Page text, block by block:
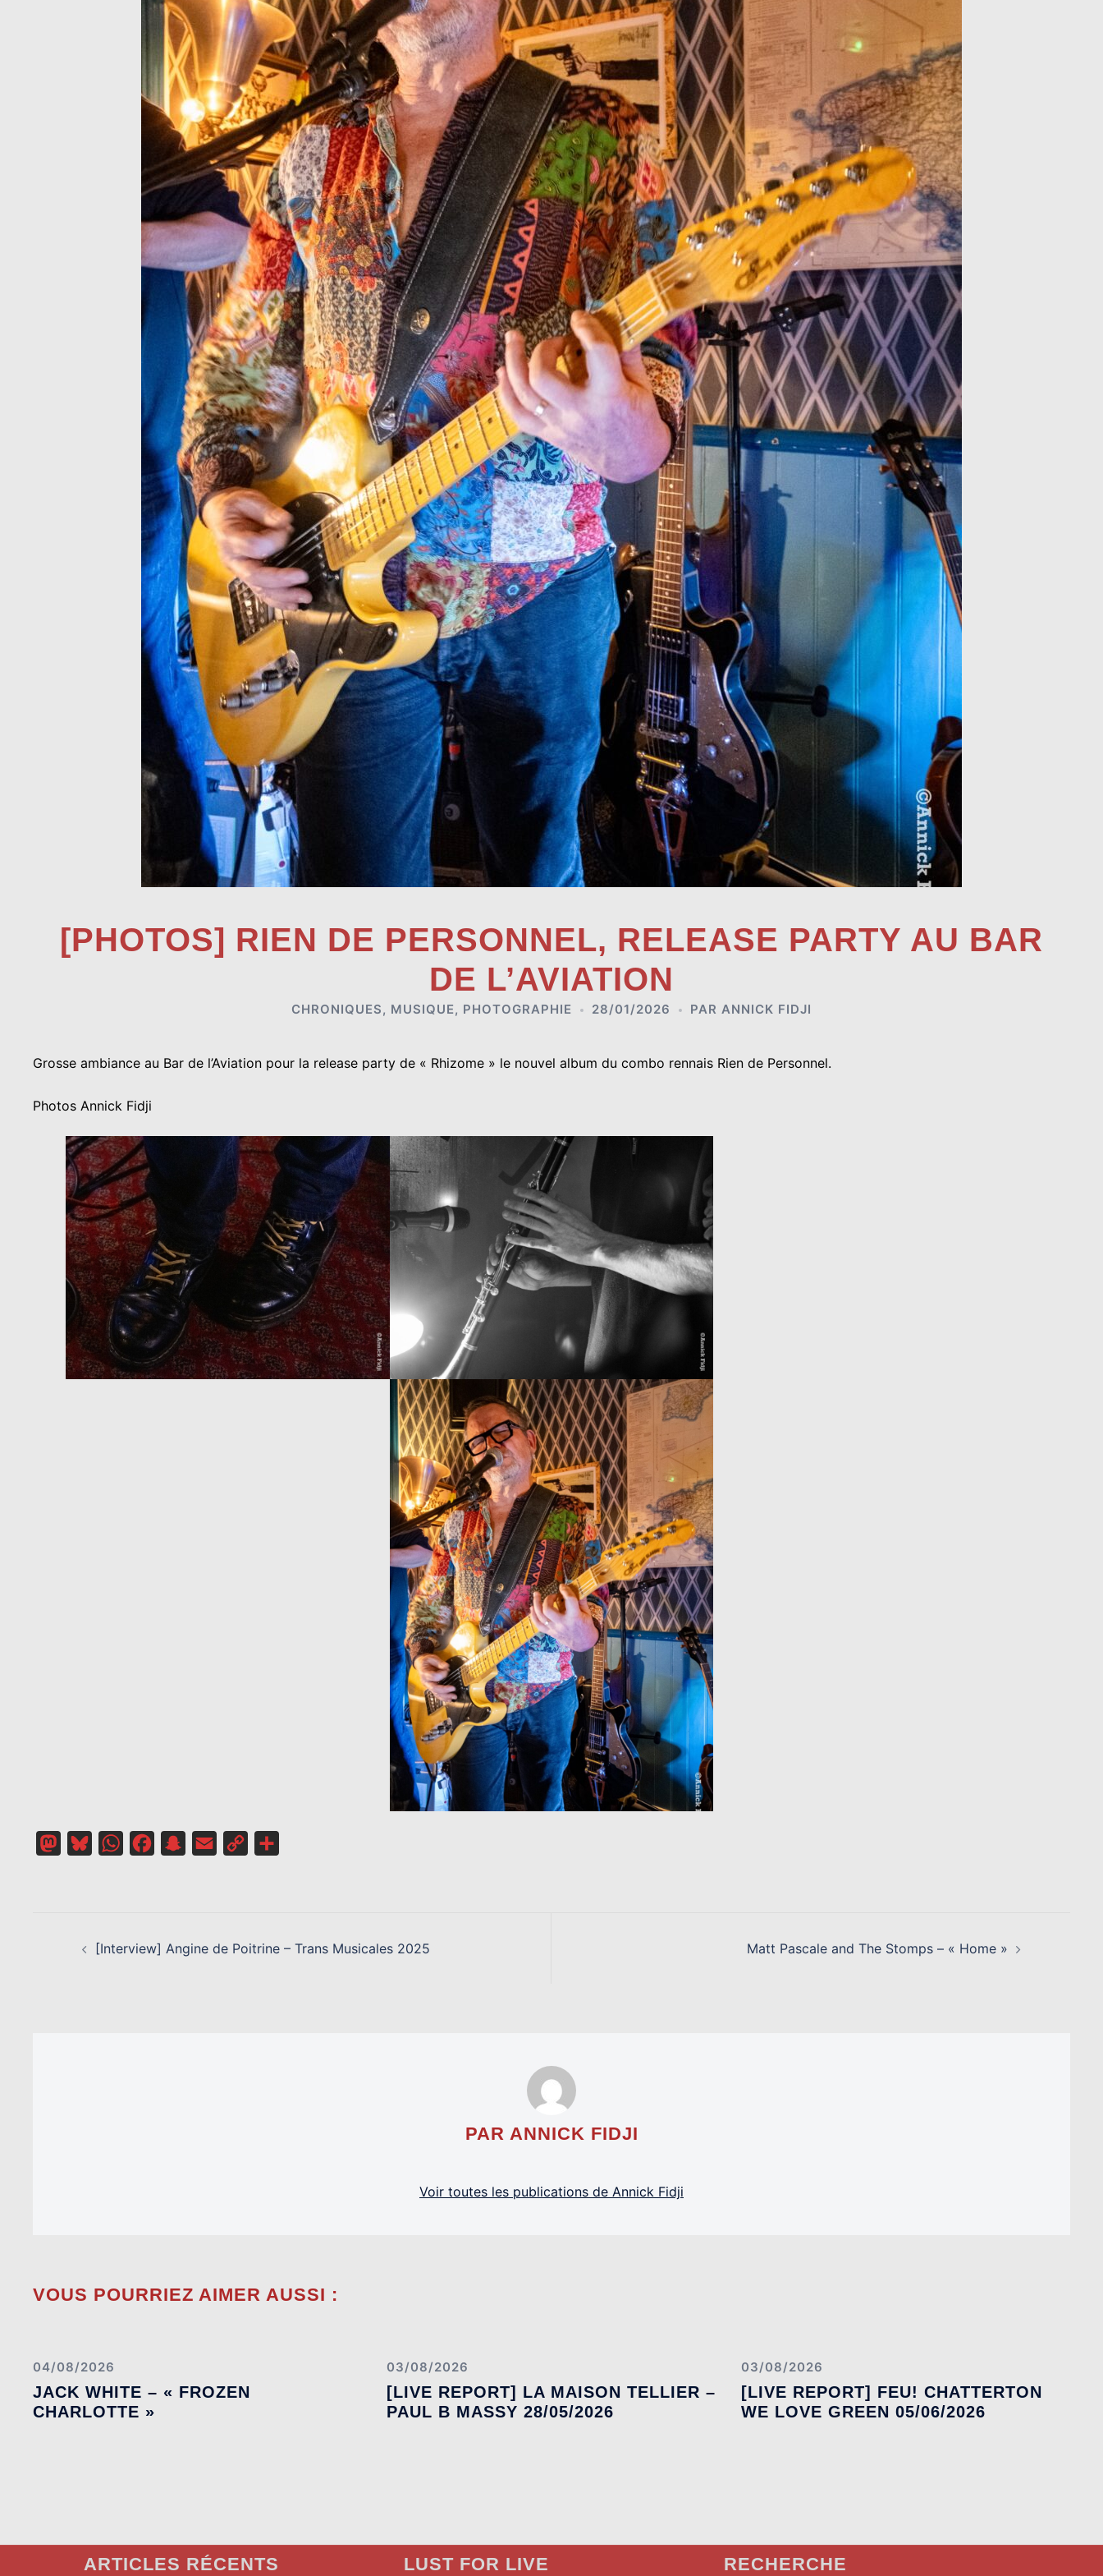
[PHOTOS] RIEN DE PERSONNEL, RELEASE PARTY AU BAR
DE L’AVIATION
CHRONIQUES, MUSIQUE, PHOTOGRAPHIE 28/01/2026 PAR ANNICK FIDJI
Grosse ambiance au Bar de l’Aviation pour la release party de « Rhizome » le nouvel album du combo rennais Rien de Personnel.
Photos Annick Fidji
MastodonBlueskyWhatsAppFacebookSnapchat
Email
Copy
D’ARTICLE
[Interview] Angine de Poitrine – Trans Musicales 2025 Matt Pascale and The Stomps – « Home »
PAR ANNICK FIDJI
Voir toutes les publications de Annick Fidji
VOUS POURRIEZ AIMER AUSSI :
04/08/2026
JACK WHITE – « FROZEN
CHARLOTTE »
03/08/2026
[LIVE REPORT] LA MAISON TELLIER –
PAUL B MASSY 28/05/2026
03/08/2026
[LIVE REPORT] FEU! CHATTERTON
WE LOVE GREEN 05/06/2026
ARTICLES RÉCENTS LUST FOR LIVE RECHERCHE